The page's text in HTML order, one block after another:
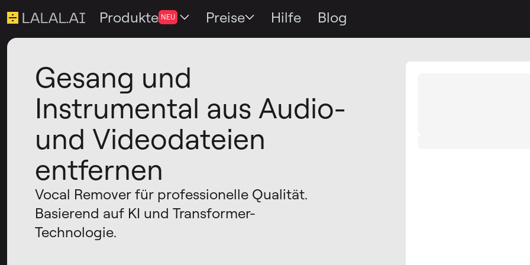
Produkte NEU Preise Hilfe Blog
Gesang und
Instrumental aus Audio-
und Videodateien
entfernen
Vocal Remover für professionelle Qualität.
Basierend auf KI und Transformer-
Technologie.